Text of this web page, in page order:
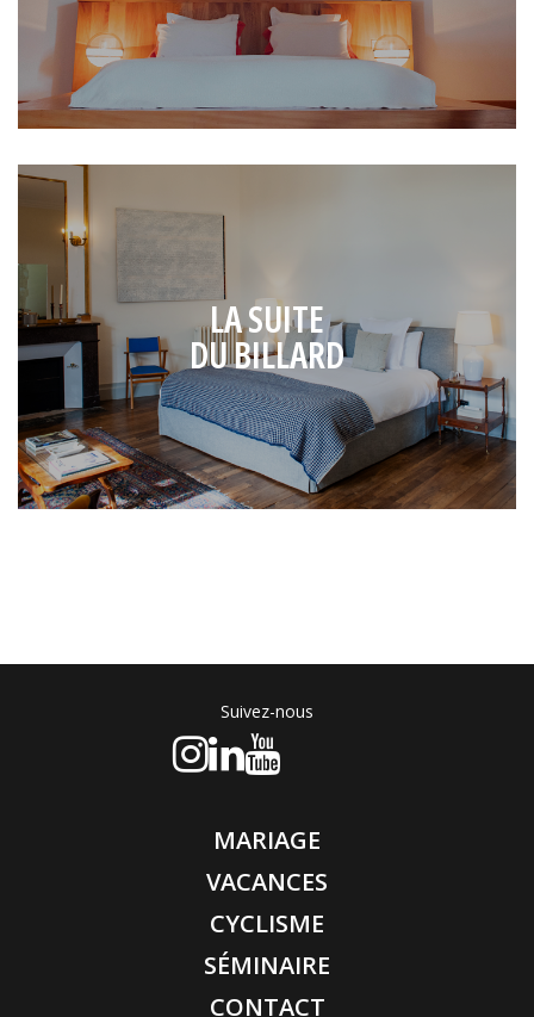
LA SUITE
DU BILLARD
Suivez-nous
MARIAGE
VACANCES
CYCLISME
SÉMINAIRE
CONTACT